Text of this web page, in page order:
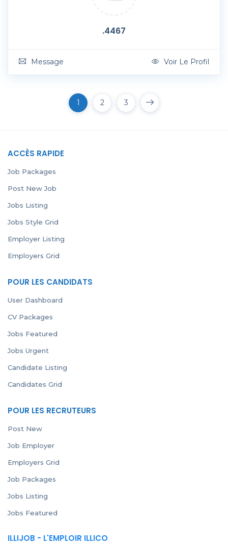
.4467
Message Voir Le Profil
1 2 3
ACCÈS RAPIDE
Job Packages
Post New Job
Jobs Listing
Jobs Style Grid
Employer Listing
Employers Grid
POUR LES CANDIDATS
User Dashboard
CV Packages
Jobs Featured
Jobs Urgent
Candidate Listing
Candidates Grid
POUR LES RECRUTEURS
Post New
Job Employer
Employers Grid
Job Packages
Jobs Listing
Jobs Featured
ILLIJOB - L'EMPLOIR ILLICO